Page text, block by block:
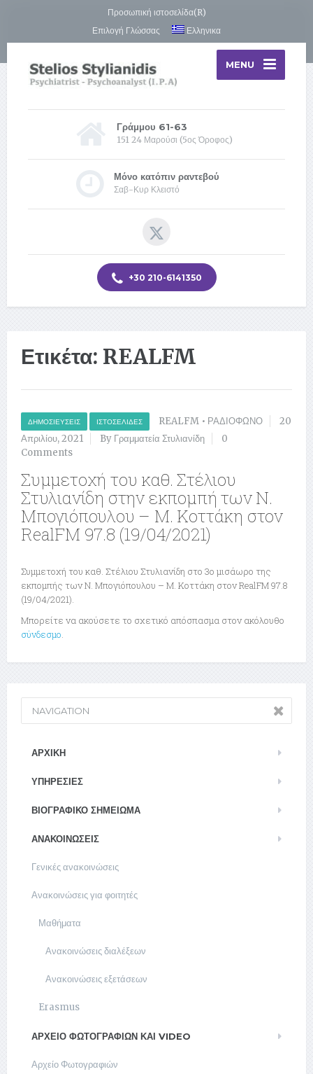
Προσωπική ιστοσελίδα(R)
Επιλογή Γλώσσας
Ελληνικα
MENU
Γράμμου 61-63
151 24 Μαρούσι (5ος Όροφος)
Μόνο κατόπιν ραντεβού
Σαβ-Κυρ Κλειστό
+30 210-6141350
Ετικέτα: REALFM
ΔΗΜΟΣΙΕΎΣΕΙΣ ΙΣΤΟΣΕΛΊΔΕΣ REALFM • ΡΑΔΙΟΦΩΝΟ
20
Απριλίου, 2021
By Γραμματεία Στυλιανίδη
0
Comments
Συμμετοχή του καθ. Στέλιου
Στυλιανίδη στην εκπομπή των Ν.
Μπογιόπουλου – Μ. Κοττάκη στον
RealFM 97.8 (19/04/2021)
Συμμετοχή του καθ. Στέλιου Στυλιανίδη στο 3ο μισάωρο της
εκπομπής των Ν. Μπογιόπουλου – Μ. Κοττάκη στον RealFM 97.8
(19/04/2021).
Μπορείτε να ακούσετε το σχετικό απόσπασμα στον ακόλουθο
σύνδεσμο.
NAVIGATION
ΑΡΧΙΚΉ
ΥΠΗΡΕΣΊΕΣ
ΒΙΟΓΡΑΦΙΚΌ ΣΗΜΕΊΩΜΑ
ΑΝΑΚΟΙΝΏΣΕΙΣ
Γενικές ανακοινώσεις
Ανακοινώσεις για φοιτητές
Μαθήματα
Ανακοινώσεις διαλέξεων
Ανακοινώσεις εξετάσεων
Erasmus
ΑΡΧΕΊΟ ΦΩΤΟΓΡΑΦΙΏΝ ΚΑΙ VIDEO
Αρχείο Φωτογραφιών